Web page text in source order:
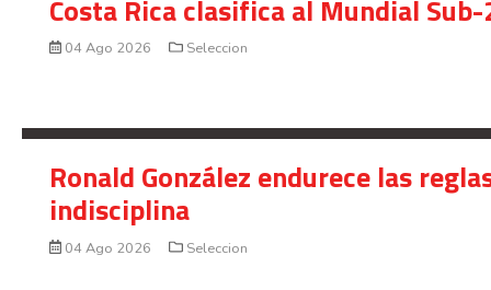
Costa Rica clasifica al Mundial
04 Ago 2026 Seleccion
Ronald González endurece las
indisciplina
04 Ago 2026 Seleccion